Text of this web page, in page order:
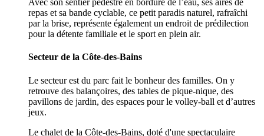
Avec son sentier pédestre en bordure de l’eau, ses aires de
repas et sa bande cyclable, ce petit paradis naturel, rafraîchi
par la brise, représente également un endroit de prédilection
pour la détente familiale et le sport en plein air.
Secteur de la Côte-des-Bains
Le secteur est du parc fait le bonheur des familles. On y
retrouve des balançoires, des tables de pique-nique, des
pavillons de jardin, des espaces pour le volley-ball et d’autres
jeux.
Le chalet de la Côte-des-Bains, doté d'une spectaculaire